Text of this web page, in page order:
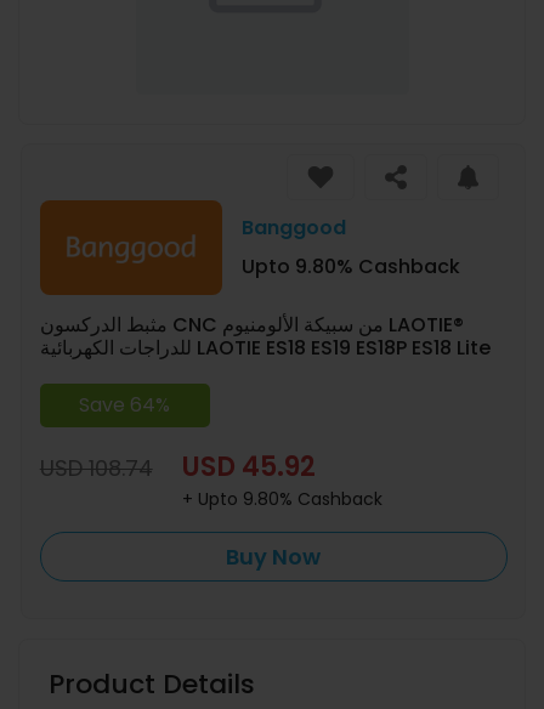
Banggood
Upto 9.80% Cashback
مثبط الدركسون CNC من سبيكة الألومنيوم LAOTIE®
للدراجات الكهربائية LAOTIE ES18 ES19 ES18P ES18 Lite
Save 64%
USD 108.74 USD 45.92
+ Upto 9.80% Cashback
Buy Now
Product Details